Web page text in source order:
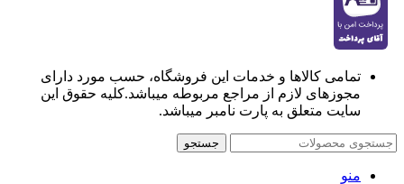
تمامی کالاها و خدمات این فروشگاه، حسب مورد دارای
مجوزهای لازم از مراجع مربوطه میباشد.کلیه حقوق این
سایت متعلق به پارت نامبر میباشد.
جستجو
منو